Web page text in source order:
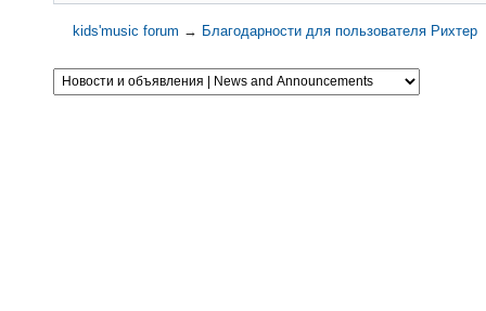
kids'music forum → Благодарности для пользователя Рихтер